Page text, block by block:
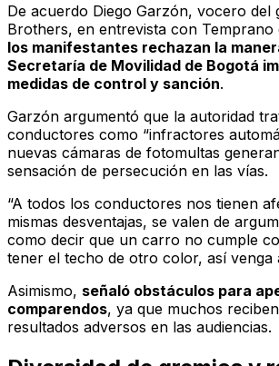
De acuerdo Diego Garzón, vocero del
Brothers, en entrevista con Temprano
los manifestantes rechazan la
Secretaría de Movilidad de Bogotá
medidas de control y sanción.
Garzón argumentó que la autoridad
conductores como “infractores
nuevas cámaras de fotomultas
sensación de persecución en las vías.
“A todos los conductores nos tienen
mismas desventajas, se valen de
como decir que un carro no cumple
tener el techo de otro color, así venga
Asimismo, señaló obstáculos para
comparendos, ya que muchos
resultados adversos en las audiencias.